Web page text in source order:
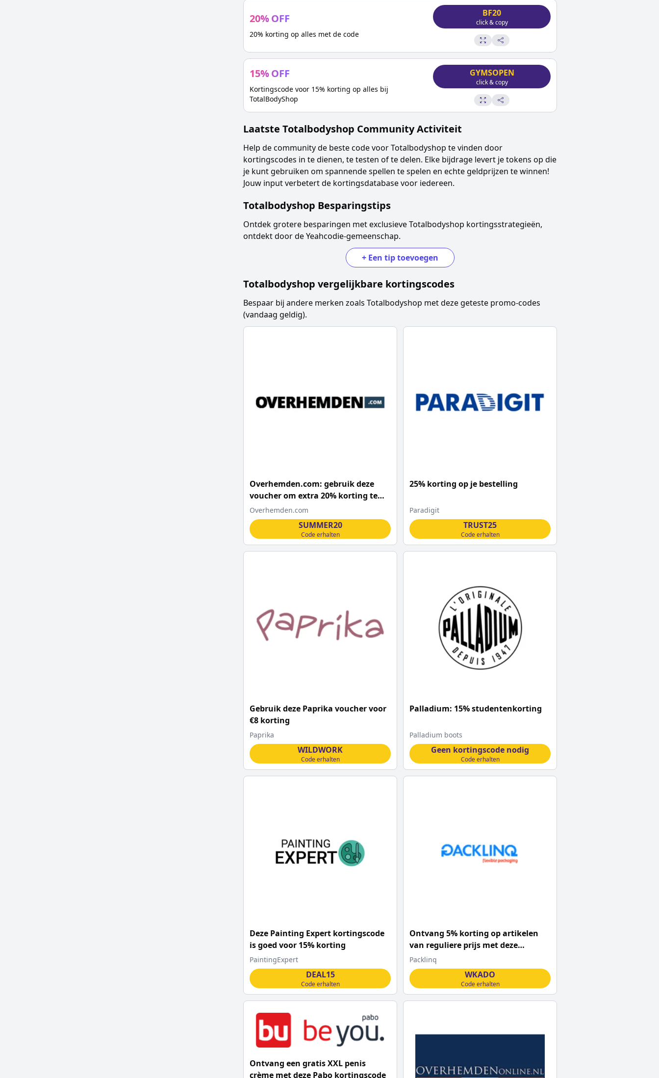
20%OFF
20% korting op alles met de code
BF20
click & copy
15%OFF
Kortingscode voor 15% korting op alles bij
TotalBodyShop
GYMSOPEN
click & copy
Laatste Totalbodyshop Community Activiteit
Help de community de beste code voorTotalbodyshop te vinden door
kortingscodes in te dienen, te testen of te delen. Elke bijdrage levert je tokens op die
je kunt gebruiken om spannende spellen te spelen en echte geldprijzen te winnen!
Jouw input verbetert de kortingsdatabase voor iedereen.
Totalbodyshop Besparingstips
Ontdek grotere besparingen met exclusieveTotalbodyshop kortingsstrategieën,
ontdekt door de Yeahcodie-gemeenschap.
+ Een tip toevoegen
Totalbodyshop vergelijkbare kortingscodes
Bespaar bij andere merken zoals Totalbodyshop met deze geteste promo-codes
(vandaag geldig).
Overhemden.com: gebruik deze
voucher om extra 20% korting te
krijgen
Overhemden.com
SUMMER20
Code erhalten
25% korting op je bestelling
Paradigit
TRUST25
Code erhalten
Gebruik deze Paprika voucher voor
€8 korting
Paprika
WILDWORK
Code erhalten
Palladium: 15% studentenkorting
Palladium boots
Geen kortingscode nodig
Code erhalten
Deze Painting Expert kortingscode
is goed voor 15% korting
PaintingExpert
DEAL15
Code erhalten
Ontvang 5% korting op artikelen
van reguliere prijs met deze
Packlinq coupon
Packlinq
WKADO
Code erhalten
Ontvang een gratis XXL penis
crème met deze Pabo kortingscode